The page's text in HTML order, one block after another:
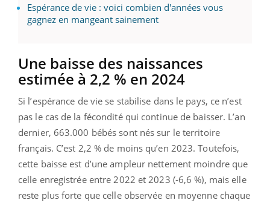
Espérance de vie : voici combien d'années vous
gagnez en mangeant sainement
Une baisse des naissances
estimée à 2,2 % en 2024
Si l’espérance de vie se stabilise dans le pays, ce n’est
pas le cas de la fécondité qui continue de baisser. L’an
dernier, 663.000 bébés sont nés sur le territoire
français. C’est 2,2 % de moins qu’en 2023. Toutefois,
cette baisse est d’une ampleur nettement moindre que
celle enregistrée entre 2022 et 2023 (‑6,6 %), mais elle
reste plus forte que celle observée en moyenne chaque